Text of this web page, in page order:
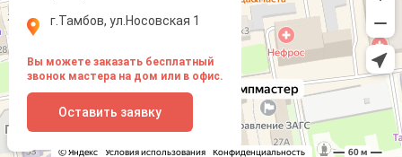
г.Тамбов, ул.Носовская 1
Вы можете заказать бесплатный
звонок мастера на дом или в офис.
Оставить заявку